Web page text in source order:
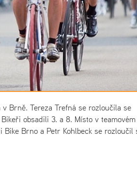
Brně. Tereza Trefná se rozloučila se
obsadili 3. a 8. Místo v teamovém
Brno a Petr Kohlbeck se rozloučil